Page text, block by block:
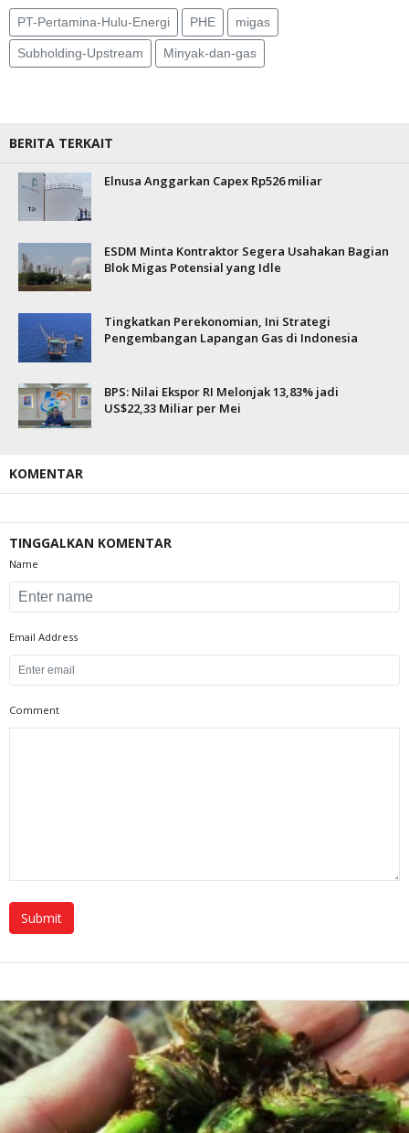
PT-Pertamina-Hulu-Energi PHE migas
Subholding-Upstream Minyak-dan-gas
BERITA TERKAIT
Elnusa Anggarkan Capex Rp526 miliar
ESDM Minta Kontraktor Segera Usahakan Bagian
Blok Migas Potensial yang Idle
Tingkatkan Perekonomian, Ini Strategi
Pengembangan Lapangan Gas di Indonesia
BPS: Nilai Ekspor RI Melonjak 13,83% jadi
US$22,33 Miliar per Mei
KOMENTAR
TINGGALKAN KOMENTAR
Name
Email Address
Comment